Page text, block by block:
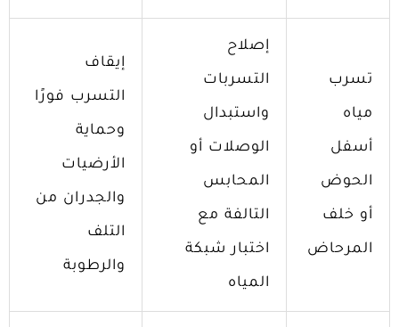
تسرب
مياه
أسفل
الحوض
أو خلف
المرحاض
إصلاح
التسربات
واستبدال
الوصلات أو
المحابس
التالفة مع
اختبار شبكة
المياه
إيقاف
التسرب فورًا
وحماية
الأرضيات
والجدران من
التلف
والرطوبة